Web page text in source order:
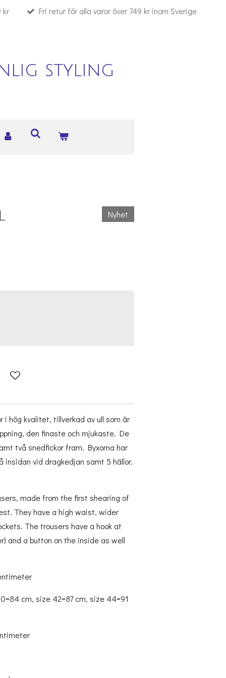
kr Fri retur för alla varor över 749 kr inom Sverige
styling
Nyhet
i hög kvalitet, tillverkad av ull som är
den finaste och mjukaste. De
två snedfickor fram. Byxorna har
insidan vid dragkedjan samt 5 hällor.
made from the first shearing of
They have a high waist, wider
The trousers have a hook at
and a button on the inside as well
cm, size 42=87 cm, size 44=91